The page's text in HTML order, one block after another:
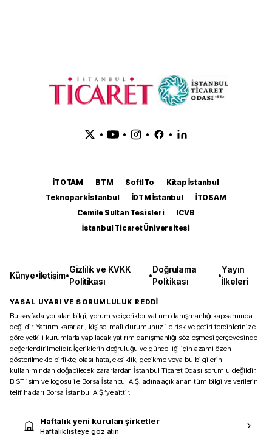
• • • •
İTOTAM BTM SoftITo
Kitap İstanbul
Teknopark İstanbul
İDTM İstanbul
İTOSAM
Cemile Sultan Tesisleri
ICVB
İstanbul Ticaret Üniversitesi
Künye•İletişim•
Gizlilik ve KVKK
Politikası
•
Doğrulama
Politikası
•
Yayın
İlkeleri
YASAL UYARI VE SORUMLULUK REDDİ
Bu sayfada yer alan bilgi, yorum ve içerikler yatırım danışmanlığı kapsamında
değildir. Yatırım kararları, kişisel mali durumunuz ile risk ve getiri tercihlerinize
göre yetkili kurumlarla yapılacak yatırım danışmanlığı sözleşmesi çerçevesinde
değerlendirilmelidir. İçeriklerin doğruluğu ve güncelliği için azami özen
gösterilmekle birlikte, olası hata, eksiklik, gecikme veya bu bilgilerin
kullanımından doğabilecek zararlardan İstanbul Ticaret Odası sorumlu değildir.
BIST isim ve logosu ile Borsa İstanbul A.Ş. adına açıklanan tüm bilgi ve verilerin
telif hakları Borsa İstanbul A.Ş.’ye aittir.
Haftalık yeni kurulan şirketler
Haftalık listeye göz atın